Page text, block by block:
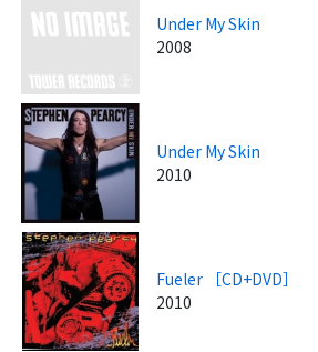
Under My Skin
2008
Under My Skin
2010
Fueler ［CD+DVD］
2010